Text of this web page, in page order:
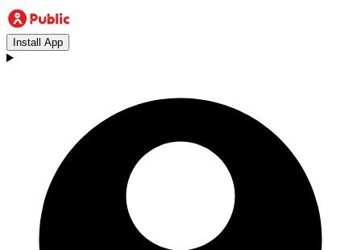
Install App